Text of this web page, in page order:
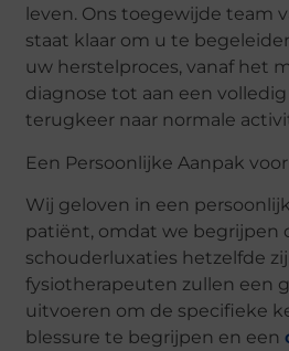
leven. Ons toegewijde team
staat klaar om u te
uw herstelproces, vanaf het
diagnose tot aan een
terugkeer naar normale
Een Persoonlijke Aanpak
Wij geloven in een
patiënt, omdat we begrijpen
schouderluxaties hetzelfde
fysiotherapeuten zullen een
uitvoeren om de specifieke
blessure te begrijpen en een